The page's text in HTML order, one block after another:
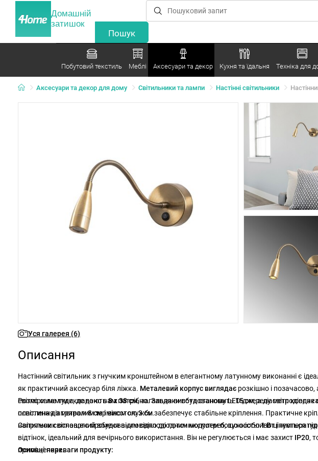
Домашній
затишок
Побутовий текстиль Меблі Аксесуари та декор Кухня та їдальня Техніка для
Аксесуари та декор для дому Світильники та лампи Настінні світильники
Уся галерея (6)
Описання
Настінний світильник з гнучким кронштейном в елегантному латунному виконанні є
як практичний аксесуар біля ліжка. Металевий корпус виглядає розкішно і
світло саме туди, де воно вам потрібно. Завдяки вбудованому LED-джерелу світлодіодне
освітлення з тривалим терміном служби.
Розміри лампи складають8 x 38 см, загальна висота становить15 см, а діаметр
пластина діаметром 8см івисотою 3 см забезпечує стабільне кріплення. Практичне
напрямок світлового променя відповідно до поточних потреб, що особливо цінується
Світильник оснащений вбудованим світлодіодним модулем потужністю1 Вті
відтінок, ідеальний для вечірнього використання. Він не регулюється і має захист IP20,
приміщеннях.
Основні переваги продукту: